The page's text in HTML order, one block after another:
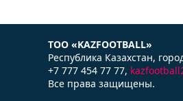
ТОО «KAZFOOTBALL»
Республика Казаxстан,
+7 777 454 77 77,
Все права защищены.